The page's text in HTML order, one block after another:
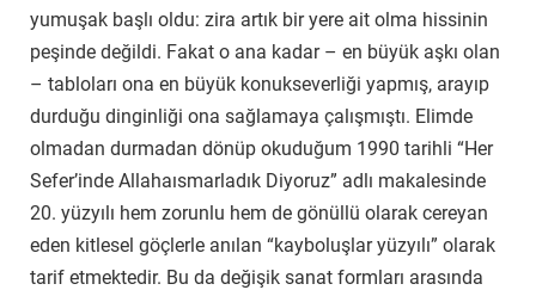
yumuşak başlı oldu: zira artık bir yere ait olma hissinin
peşinde değildi. Fakat o ana kadar – en büyük aşkı olan
– tabloları ona en büyük konukseverliği yapmış, arayıp
durduğu dinginliği ona sağlamaya çalışmıştı. Elimde
olmadan durmadan dönüp okuduğum 1990 tarihli “Her
Sefer’inde Allahaısmarladık Diyoruz” adlı makalesinde
20. yüzyılı hem zorunlu hem de gönüllü olarak cereyan
eden kitlesel göçlerle anılan “kayboluşlar yüzyılı” olarak
tarif etmektedir. Bu da değişik sanat formları arasında